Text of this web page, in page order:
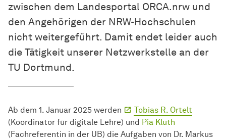
zwischen dem Landesportal ORCA.nrw und
den Angehörigen der NRW-Hochschulen
nicht weitergeführt. Damit endet leider auch
die Tätigkeit unserer Netzwerkstelle an der
TU Dortmund.
Ab dem 1. Januar 2025 werden
Tobias R. Ortelt
(Koordinator für digitale Lehre) und Pia Kluth
(Fachreferentin in der UB) die Aufgaben von Dr. Markus